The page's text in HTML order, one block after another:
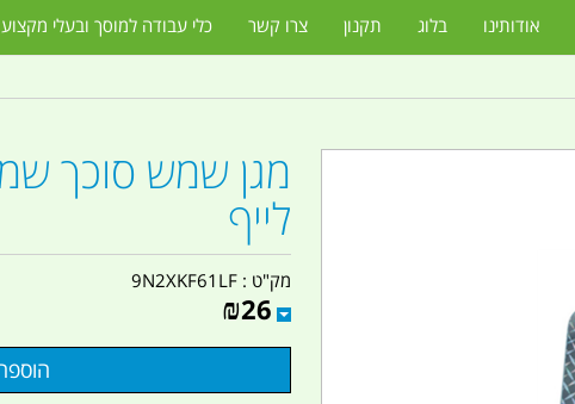
אודותינו בלוג תקנון צרו קשר כלי עבודה למוסך ובעלי מקצוע
לייף
מק"ט :9N2XKF61LF
₪26